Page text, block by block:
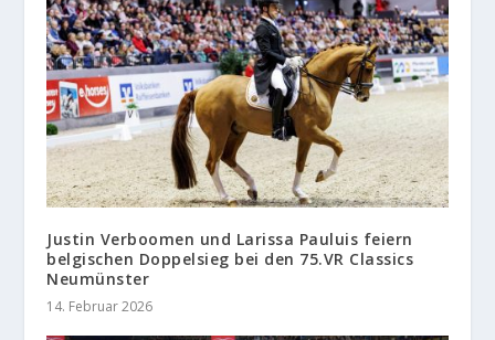
Justin Verboomen und Larissa Pauluis feiern
belgischen Doppelsieg bei den 75.VR Classics
Neumünster
14. Februar 2026